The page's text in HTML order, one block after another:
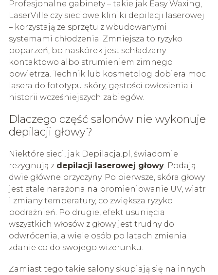
Profesjonalne gabinety – takie jak Easy Waxing,
LaserVille czy sieciowe kliniki depilacji laserowej
– korzystają ze sprzętu z wbudowanymi
systemami chłodzenia. Zmniejsza to ryzyko
poparzeń, bo naskórek jest schładzany
kontaktowo albo strumieniem zimnego
powietrza. Technik lub kosmetolog dobiera moc
lasera do fototypu skóry, gęstości owłosienia i
historii wcześniejszych zabiegów.
Dlaczego część salonów nie wykonuje
depilacji głowy?
Niektóre sieci, jak Depilacja.pl, świadomie
rezygnują z depilacji laserowej głowy. Podają
dwie główne przyczyny. Po pierwsze, skóra głowy
jest stale narażona na promieniowanie UV, wiatr
i zmiany temperatury, co zwiększa ryzyko
podrażnień. Po drugie, efekt usunięcia
wszystkich włosów z głowy jest trudny do
odwrócenia, a wiele osób po latach zmienia
zdanie co do swojego wizerunku.
Zamiast tego takie salony skupiają się na innych